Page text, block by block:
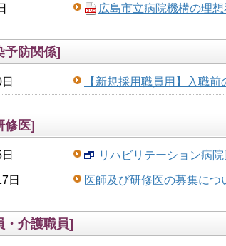
広島市立病院機構の理
予防関係]
【新規採用職員用】入職
修医]
リハビリテーション病
日 医師及び研修医の募集につ
・介護職員]